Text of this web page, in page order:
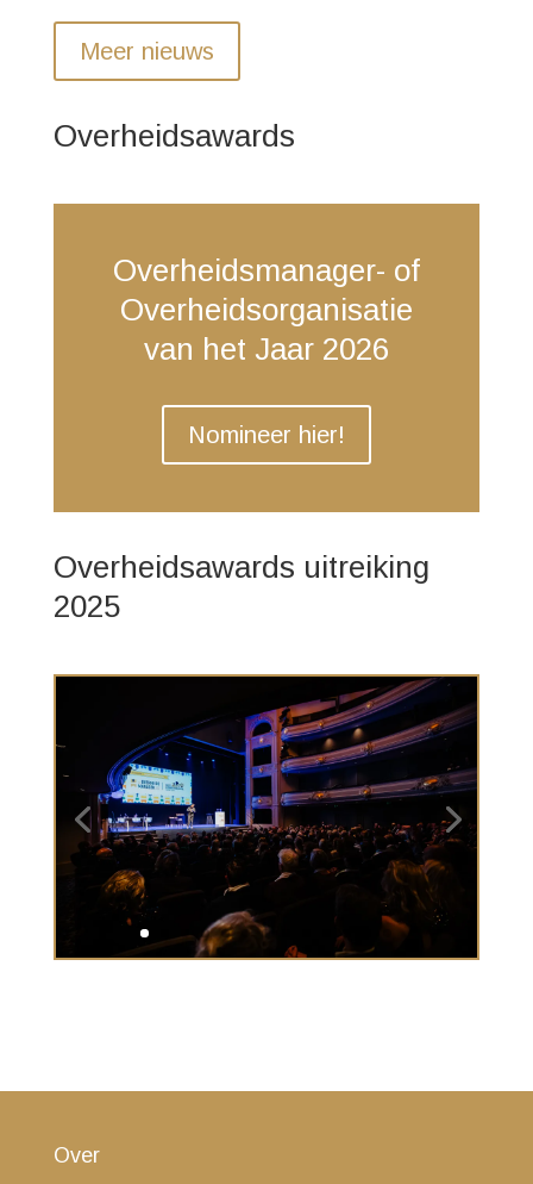
Meer nieuws
Overheidsawards
Overheidsmanager- of
Overheidsorganisatie
van het Jaar 2026
Nomineer hier!
Overheidsawards uitreiking
2025
Over